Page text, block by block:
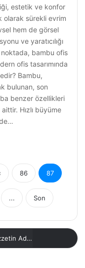
estetik ve konfor
olarak sürekli evrim
hem de görsel
ve yaratıcılığı
bambu ofis
ofis tasarımında
Bambu,
bulunan, son
benzer özellikleri
Hızlı büyüme
86 87
... Son